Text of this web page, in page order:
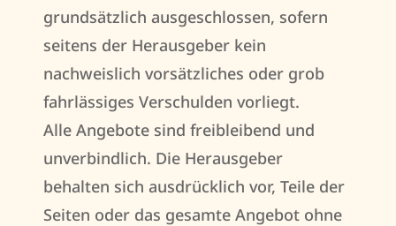
grundsätzlich ausgeschlossen, sofern
seitens der Herausgeber kein
nachweislich vorsätzliches oder grob
fahrlässiges Verschulden vorliegt.
Alle Angebote sind freibleibend und
unverbindlich. Die Herausgeber
behalten sich ausdrücklich vor, Teile der
Seiten oder das gesamte Angebot ohne